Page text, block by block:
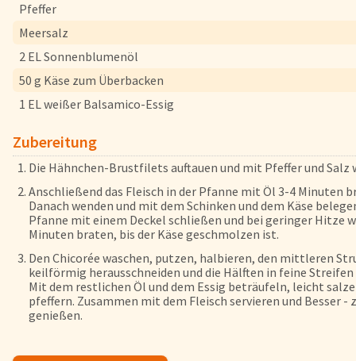
FAQs
Bezahlung & Lieferung
Nährwerte & Allergene
Herkunftsländer
Login
Startseite
Genussflyer
Kontakt
Impressum
AGB & Datenschutz
Registrieren
Pfeffer
Meersalz
2 EL Sonnenblumenöl
50 g Käse zum Überbacken
1 EL weißer Balsamico-Essig
Zubereitung
Die Hähnchen-Brustfilets auftauen und mit Pfeffer und Salz
Anschließend das Fleisch in der Pfanne mit Öl 3-4 Minuten
Danach wenden und mit dem Schinken und dem Käse
Pfanne mit einem Deckel schließen und bei geringer Hitze
Minuten braten, bis der Käse geschmolzen ist.
Den Chicorée waschen, putzen, halbieren, den mittleren
keilförmig herausschneiden und die Hälften in feine Streifen
Mit dem restlichen Öl und dem Essig beträufeln, leicht
pfeffern. Zusammen mit dem Fleisch servieren und Besser -
genießen.